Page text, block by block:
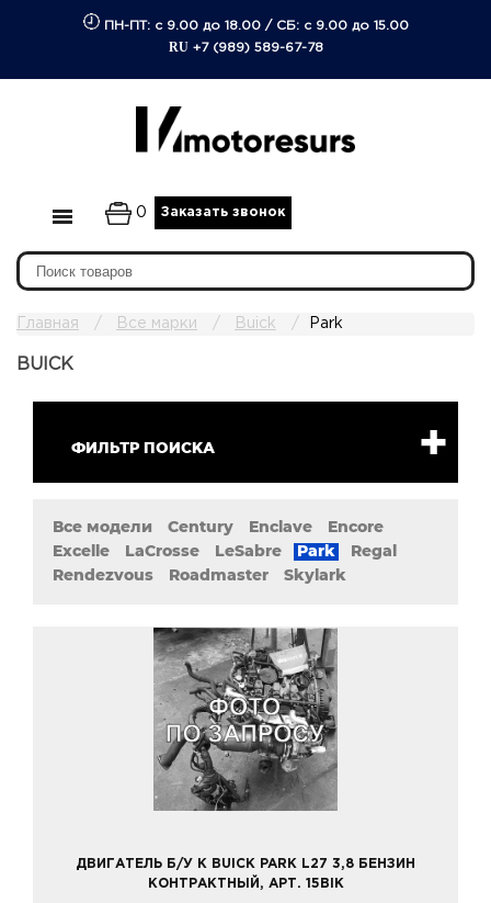
ПН-ПТ: с 9.00 до 18.00/ СБ: с 9.00 до 15.00
RU +7 (989) 589-67-78
0 Заказать звонок
Главная Все марки Buick Park
BUICK
ФИЛЬТР ПОИСКА
Все модели Century Enclave
Encore
Excelle
LaCrosse LeSabre Park
Regal
Rendezvous
Roadmaster Skylark
ДВИГАТЕЛЬ Б/У К BUICK PARK L27 3,8 БЕНЗИН
КОНТРАКТНЫЙ, АРТ. 15BIK